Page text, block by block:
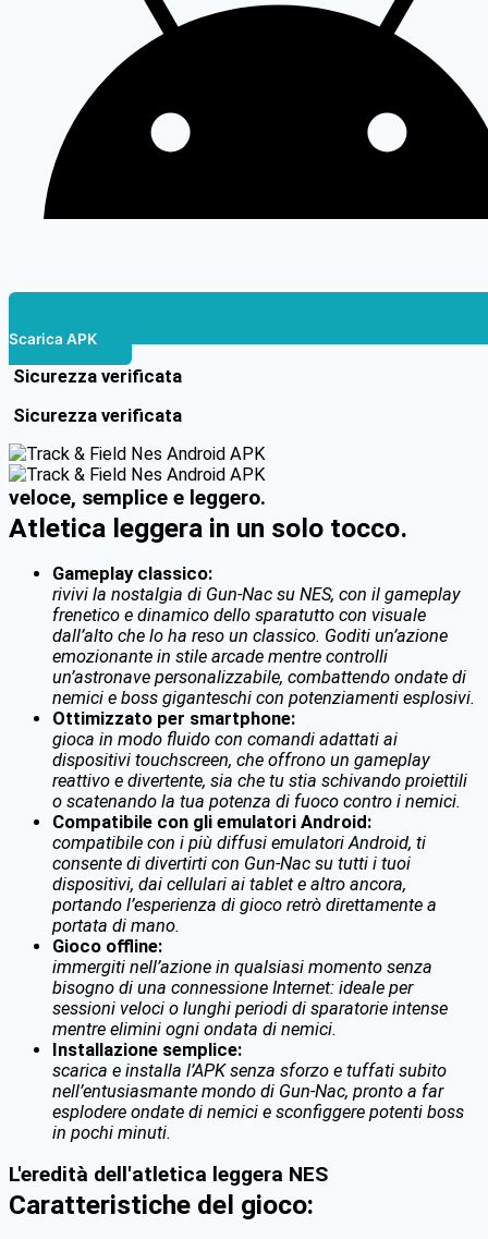
Scarica APK
Sicurezza verificata
Sicurezza verificata
veloce, semplice e leggero.
Atletica leggera in un solo tocco.
Gameplay classico:
rivivi la nostalgia di Gun-Nac su NES, con il gameplay
frenetico e dinamico dello sparatutto con visuale
dall’alto che lo ha reso un classico. Goditi un’azione
emozionante in stile arcade mentre controlli
un’astronave personalizzabile, combattendo ondate di
nemici e boss giganteschi con potenziamenti esplosivi.
Ottimizzato per smartphone:
gioca in modo fluido con comandi adattati ai
dispositivi touchscreen, che offrono un gameplay
reattivo e divertente, sia che tu stia schivando proiettili
o scatenando la tua potenza di fuoco contro i nemici.
Compatibile con gli emulatori Android:
compatibile con i più diffusi emulatori Android, ti
consente di divertirti con Gun-Nac su tutti i tuoi
dispositivi, dai cellulari ai tablet e altro ancora,
portando l’esperienza di gioco retrò direttamente a
portata di mano.
Gioco offline:
immergiti nell’azione in qualsiasi momento senza
bisogno di una connessione Internet: ideale per
sessioni veloci o lunghi periodi di sparatorie intense
mentre elimini ogni ondata di nemici.
Installazione semplice:
scarica e installa l’APK senza sforzo e tuffati subito
nell’entusiasmante mondo di Gun-Nac, pronto a far
esplodere ondate di nemici e sconfiggere potenti boss
in pochi minuti.
L'eredità dell'atletica leggera NES
Caratteristiche del gioco: